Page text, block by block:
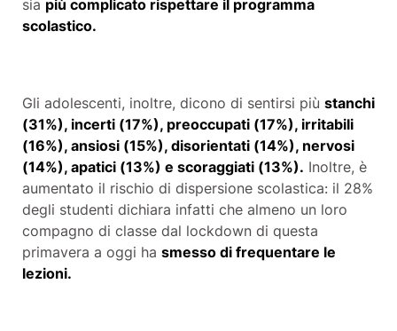
sia più complicato rispettare il programma
scolastico.
Gli adolescenti, inoltre, dicono di sentirsi più stanchi
(31%), incerti (17%), preoccupati (17%), irritabili
(16%), ansiosi (15%), disorientati (14%), nervosi
(14%), apatici (13%) e scoraggiati (13%). Inoltre, è
aumentato il rischio di dispersione scolastica: il 28%
degli studenti dichiara infatti che almeno un loro
compagno di classe dal lockdown di questa
primavera a oggi ha smesso di frequentare le
lezioni.